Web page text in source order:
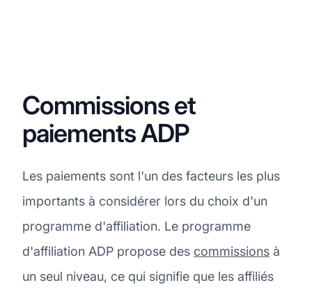
Commissions et
paiements ADP
Les paiements sont l'un des facteurs les plus
importants à considérer lors du choix d'un
programme d'affiliation. Le programme
d'affiliation ADP propose des commissions à
un seul niveau, ce qui signifie que les affiliés